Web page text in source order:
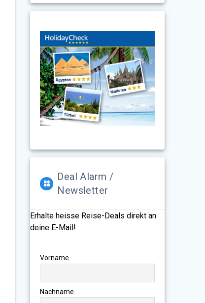
Deal Alarm /
Newsletter
Erhalte heisse Reise-Deals direkt an
deine E-Mail!
Vorname
Nachname